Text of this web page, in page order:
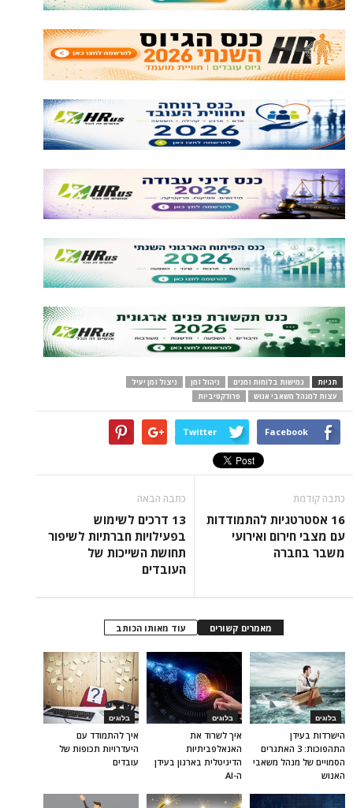
תגיות גמישות בלוחות זמנים ניהול זמן
ניצול זמן יעיל
עצות למנהל משאבי אנוש
פרודקטיביות
Facebook
Twitter
כתבה קודמת
16 אסטרטגיות להתמודדות
עם מצבי חירום ואירועי
משבר בחברה
כתבה הבאה
13 דרכים לשימוש
בפעילויות חברתיות לשיפור
תחושת השייכות של
העובדים
מאמרים קשורים עוד מאותו הכותב
בלוגים
איך להתמודד עם
היעדרויות תכופות של
עובדים
בלוגים
איך לשרוד את
האנאלפביתיוּת
הדיגיטלית בארגון בעידן
ה-AI
בלוגים
הישרדות בעידן
התהפוכות: 3 האתגרים
הסמויים של מנהל משאבי
האנוש